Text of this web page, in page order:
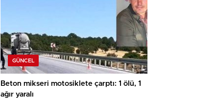
GÜNCEL
Beton mikseri motosiklete çarptı: 1 ölü, 1
ağır yaralı